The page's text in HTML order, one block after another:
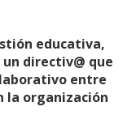
educativa,
directiv@ que
entre
la organización